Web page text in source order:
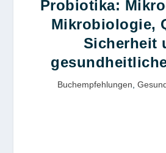
Probiotika:
Mikrobiologie,
Sicherheit
Buchempfehlungen